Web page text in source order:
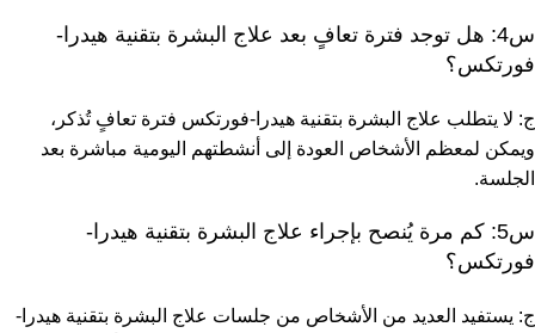
س4: هل توجد فترة تعافٍ بعد علاج البشرة بتقنية هيدرا-
فورتكس؟
ج: لا يتطلب علاج البشرة بتقنية هيدرا-فورتكس فترة تعافٍ تُذكر،
ويمكن لمعظم الأشخاص العودة إلى أنشطتهم اليومية مباشرة بعد
الجلسة.
س5: كم مرة يُنصح بإجراء علاج البشرة بتقنية هيدرا-
فورتكس؟
ج: يستفيد العديد من الأشخاص من جلسات علاج البشرة بتقنية هيدرا-